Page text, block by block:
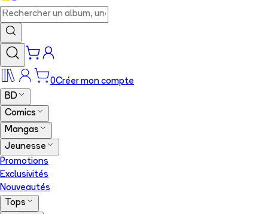
0Créer mon compte
BD
Comics
Mangas
Jeunesse
Promotions
Exclusivités
Nouveautés
Tops